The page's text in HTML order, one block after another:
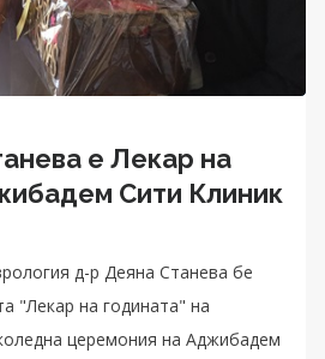
е Лекар на
Сити Клиник
д-р Деяна Станева бе
"Лекар на годината" на
церемония на Аджибадем